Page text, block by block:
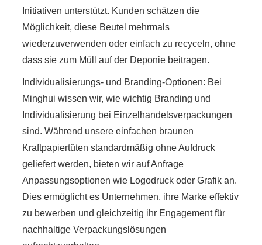
Initiativen unterstützt. Kunden schätzen die
Möglichkeit, diese Beutel mehrmals
wiederzuverwenden oder einfach zu recyceln, ohne
dass sie zum Müll auf der Deponie beitragen.
Individualisierungs- und Branding-Optionen: Bei
Minghui wissen wir, wie wichtig Branding und
Individualisierung bei Einzelhandelsverpackungen
sind. Während unsere einfachen braunen
Kraftpapiertüten standardmäßig ohne Aufdruck
geliefert werden, bieten wir auf Anfrage
Anpassungsoptionen wie Logodruck oder Grafik an.
Dies ermöglicht es Unternehmen, ihre Marke effektiv
zu bewerben und gleichzeitig ihr Engagement für
nachhaltige Verpackungslösungen